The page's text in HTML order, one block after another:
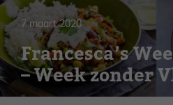
7 maart 2020
Francesca’s
– Week zonder